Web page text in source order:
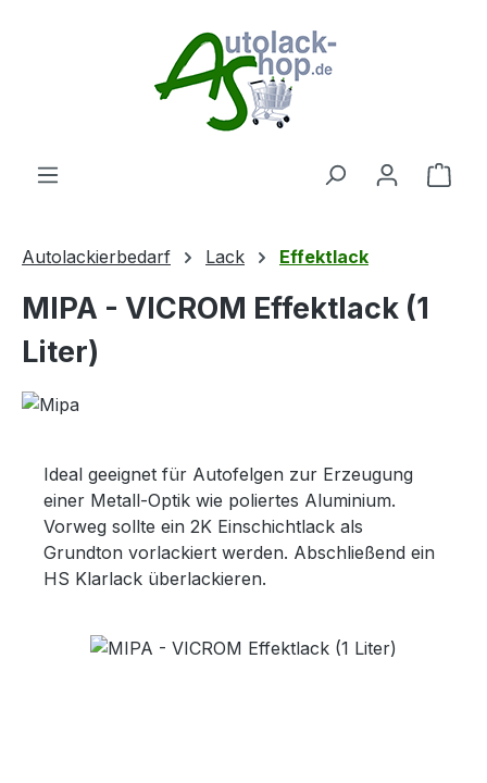
Autolackierbedarf Lack Effektlack
MIPA - VICROM Effektlack (1
Liter)
Ideal geeignet für Autofelgen zur Erzeugung
einer Metall-Optik wie poliertes Aluminium.
Vorweg sollte ein 2K Einschichtlack als
Grundton vorlackiert werden. Abschließend ein
HS Klarlack überlackieren.
Bildergalerie überspringen